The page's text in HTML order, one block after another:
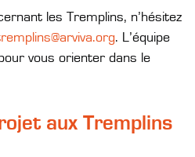
les Tremplins, n’hésitez
. L’équipe
vous orienter dans le
aux Tremplins